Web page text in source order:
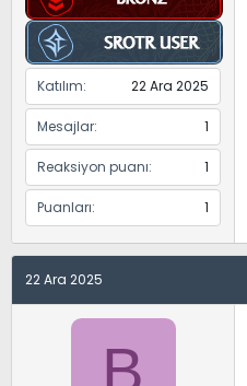
Katılım 22 Ara 2025
Mesajlar 1
Reaksiyon puanı 1
Puanları 1
22 Ara 2025
B